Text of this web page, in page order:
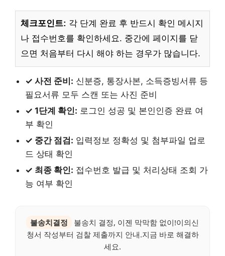
체크포인트: 각 단계 완료 후 반드시 확인 메시지
나 접수번호를 확인하세요. 중간에 페이지를 닫
으면 처음부터 다시 해야 하는 경우가 많습니다.
✓ 사전 준비: 신분증, 통장사본, 소득증빙서류 등
필요서류 모두 스캔 또는 사진 준비
✓ 1단계 확인: 로그인 성공 및 본인인증 완료 여
부 확인
✓ 중간 점검: 입력정보 정확성 및 첨부파일 업로
드 상태 확인
✓ 최종 확인: 접수번호 발급 및 처리상태 조회 가
능 여부 확인
불송치결정
불송치 결정, 이젠 막막함 없이!이의신
청서 작성부터 검찰 제출까지 안내.지금 바로 해결하
세요.